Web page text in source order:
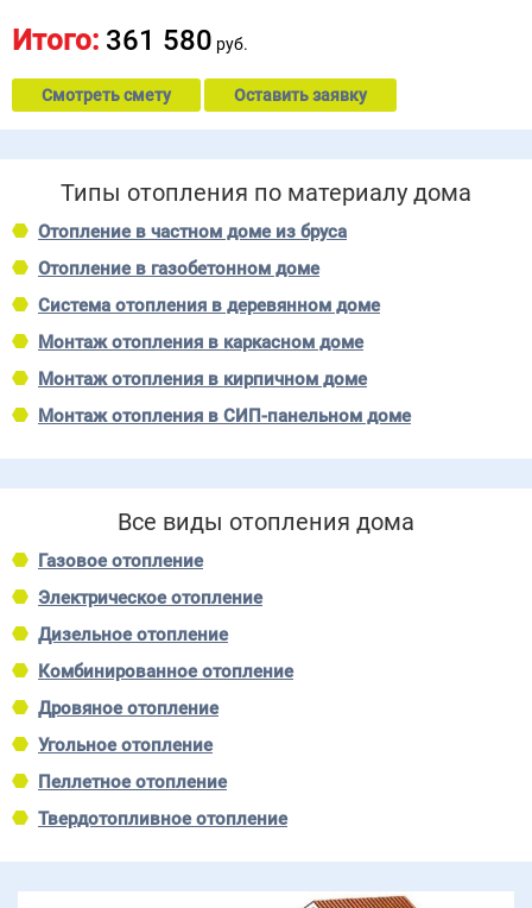
Итого: 361 580 руб.
Смотреть смету Оставить заявку
Типы отопления по материалу дома
Отопление в частном доме из бруса
Отопление в газобетонном доме
Система отопления в деревянном доме
Монтаж отопления в каркасном доме
Монтаж отопления в кирпичном доме
Монтаж отопления в СИП-панельном доме
Все виды отопления дома
Газовое отопление
Электрическое отопление
Дизельное отопление
Комбинированное отопление
Дровяное отопление
Угольное отопление
Пеллетное отопление
Твердотопливное отопление